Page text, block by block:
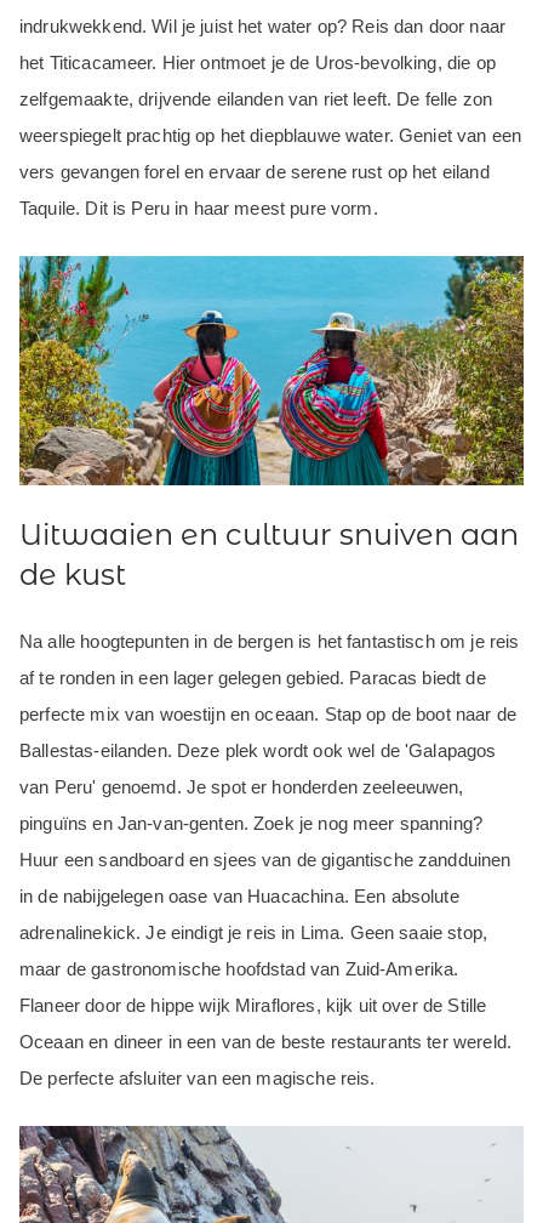
indrukwekkend. Wil je juist het water op? Reis dan door naar
het Titicacameer. Hier ontmoet je de Uros-bevolking, die op
zelfgemaakte, drijvende eilanden van riet leeft. De felle zon
weerspiegelt prachtig op het diepblauwe water. Geniet van een
vers gevangen forel en ervaar de serene rust op het eiland
Taquile. Dit is Peru in haar meest pure vorm.
Uitwaaien en cultuur snuiven aan
de kust
Na alle hoogtepunten in de bergen is het fantastisch om je reis
af te ronden in een lager gelegen gebied. Paracas biedt de
perfecte mix van woestijn en oceaan. Stap op de boot naar de
Ballestas-eilanden. Deze plek wordt ook wel de 'Galapagos
van Peru' genoemd. Je spot er honderden zeeleeuwen,
pinguïns en Jan-van-genten. Zoek je nog meer spanning?
Huur een sandboard en sjees van de gigantische zandduinen
in de nabijgelegen oase van Huacachina. Een absolute
adrenalinekick. Je eindigt je reis in Lima. Geen saaie stop,
maar de gastronomische hoofdstad van Zuid-Amerika.
Flaneer door de hippe wijk Miraflores, kijk uit over de Stille
Oceaan en dineer in een van de beste restaurants ter wereld.
De perfecte afsluiter van een magische reis.